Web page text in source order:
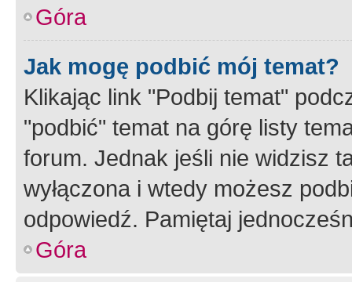
Góra
Jak mogę podbić mój temat?
Klikając link "Podbij temat"
"podbić" temat na górę listy
forum. Jednak jeśli nie widzisz
wyłączona i wtedy możesz
odpowiedź. Pamiętaj
Góra